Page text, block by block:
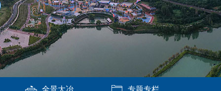
全景大冶 专题专栏